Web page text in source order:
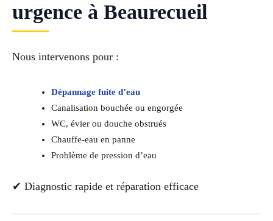
urgence à Beaurecueil
Nous intervenons pour :
Dépannage fuite d’eau
Canalisation bouchée ou engorgée
WC, évier ou douche obstrués
Chauffe-eau en panne
Problème de pression d’eau
✔ Diagnostic rapide et réparation efficace